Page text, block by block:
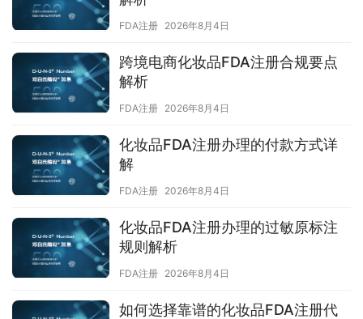
FDA注册 2026年8月4日
跨境电商化妆品FDA注册合规要点
解析
FDA注册 2026年8月4日
化妆品FDA注册办理的付款方式详
解
FDA注册 2026年8月4日
化妆品FDA注册办理的过敏原标注
规则解析
FDA注册 2026年8月4日
如何选择靠谱的化妆品FDA注册代